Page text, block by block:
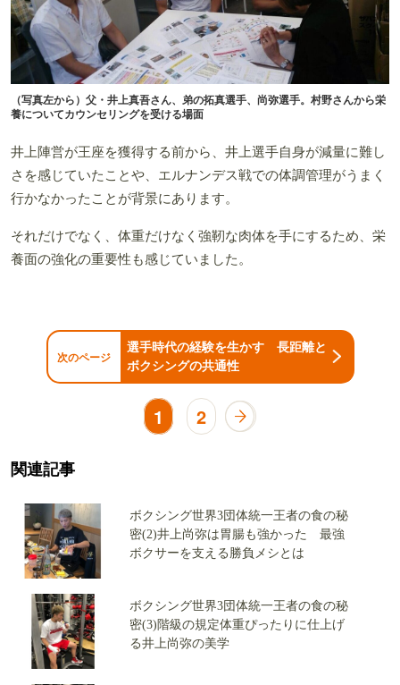
（写真左から）父・井上真吾さん、弟の拓真選手、尚弥選手。村野さんから栄
養についてカウンセリングを受ける場面
井上陣営が王座を獲得する前から、井上選手自身が減量に難し
さを感じていたことや、エルナンデス戦での体調管理がうまく
行かなかったことが背景にあります。
それだけでなく、体重だけなく強靭な肉体を手にするため、栄
養面の強化の重要性も感じていました。
次のページ
選手時代の経験を生かす 長距離と
ボクシングの共通性
1 2
関連記事
ボクシング世界3団体統一王者の食の秘
密(2)井上尚弥は胃腸も強かった 最強
ボクサーを支える勝負メシとは
ボクシング世界3団体統一王者の食の秘
密(3)階級の規定体重ぴったりに仕上げ
る井上尚弥の美学